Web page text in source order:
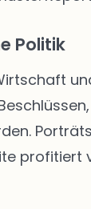
Politik